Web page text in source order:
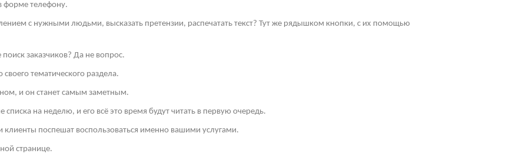
форме телефону.
с нужными людьми, высказать претензии, распечатать текст? Тут же рядышком кнопки, с их помощью
заказчиков? Да не вопрос.
тематического раздела.
и он станет самым заметным.
на неделю, и его всё это время будут читать в первую очередь.
клиенты поспешат воспользоваться именно вашими услугами.
странице.